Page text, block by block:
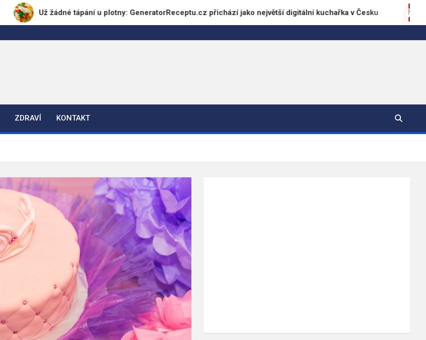
Už žádné tápání u plotny: GeneratorReceptu.cz přichází jako největší digitální kuchařka v Česku
ZDRAVÍ KONTAKT